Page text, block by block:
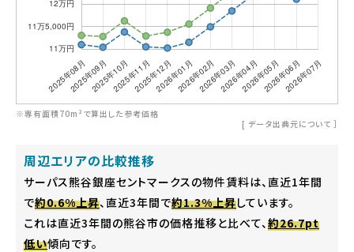
※専有面積70m²で算出した参考価格
[ データ出典元について ］
周辺エリアの比較推移
サーパス熊谷銀座セントマークスの物件賃料は、直近1年間
で約0.6%上昇、直近3年間で約1.3%上昇しています。
これは直近3年間の熊谷市の価格推移と比べて、 約26.7pt
低い傾向です。